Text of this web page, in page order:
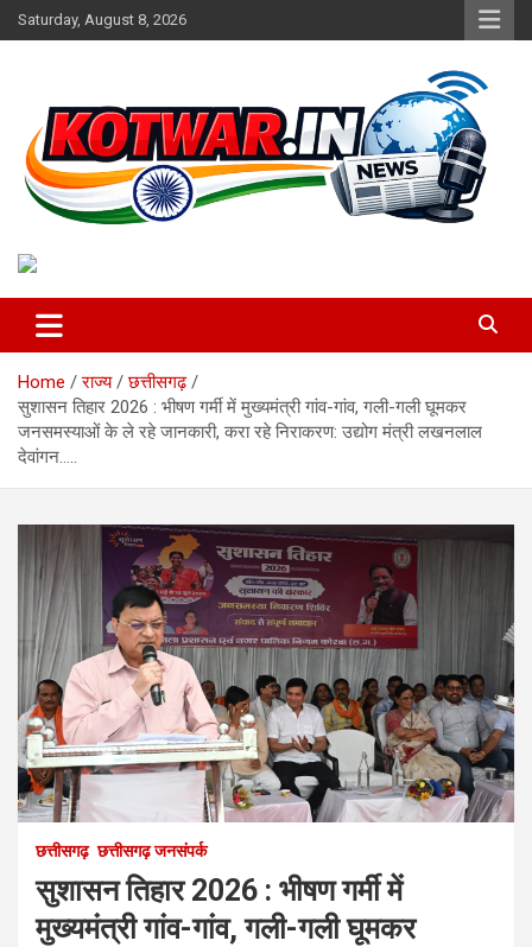
Skip
to
Saturday, August 8, 2026
kotwar.in
Home राज्य
छत्तीसगढ़
सुशासन तिहार 2026 : भीषण गर्मी में मुख्यमंत्री गांव-गांव, गली-गली घूमकर
जनसमस्याओं के ले रहे जानकारी, करा रहे निराकरण: उद्योग मंत्री लखनलाल
देवांगन…..
छत्तीसगढ़ छत्तीसगढ़ जनसंपर्क
सुशासन तिहार 2026 : भीषण गर्मी में
मुख्यमंत्री गांव-गांव, गली-गली घूमकर